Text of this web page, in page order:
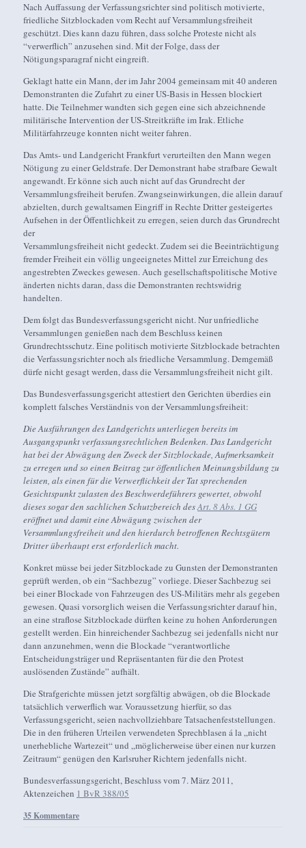
Nach Auffassung der Verfassungsrichter sind politisch motivierte,
friedliche Sitzblockaden vom Recht auf Versammlungsfreiheit
geschützt. Dies kann dazu führen, dass solche Proteste nicht als
“verwerflich” anzusehen sind. Mit der Folge, dass der
Nötigungsparagraf nicht eingreift.
Geklagt hatte ein Mann, der im Jahr 2004 gemeinsam mit 40 anderen
Demonstranten die Zufahrt zu einer US-Basis in Hessen blockiert
hatte. Die Teilnehmer wandten sich gegen eine sich abzeichnende
militärische Intervention der US-Streitkräfte im Irak. Etliche
Militärfahrzeuge konnten nicht weiter fahren.
Das Amts- und Landgericht Frankfurt verurteilten den Mann wegen
Nötigung zu einer Geldstrafe. Der Demonstrant habe strafbare Gewalt
angewandt. Er könne sich auch nicht auf das Grundrecht der
Versammlungsfreiheit berufen. Zwangseinwirkungen, die allein darauf
abzielten, durch gewaltsamen Eingriff in Rechte Dritter gesteigertes
Aufsehen in der Öffentlichkeit zu erregen, seien durch das Grundrecht
der
Versammlungsfreiheit nicht gedeckt. Zudem sei die Beeinträchtigung
fremder Freiheit ein völlig ungeeignetes Mittel zur Erreichung des
angestrebten Zweckes gewesen. Auch gesellschaftspolitische Motive
änderten nichts daran, dass die Demonstranten rechtswidrig
handelten.
Dem folgt das Bundesverfassungsgericht nicht. Nur unfriedliche
Versammlungen genießen nach dem Beschluss keinen
Grundrechtsschutz. Eine politisch motivierte Sitzblockade betrachten
die Verfassungsrichter noch als friedliche Versammlung. Demgemäß
dürfe nicht gesagt werden, dass die Versammlungsfreiheit nicht gilt.
Das Bundesverfassungsgericht attestiert den Gerichten überdies ein
komplett falsches Verständnis von der Versammlungsfreiheit:
Die Ausführungen des Landgerichts unterliegen bereits im
Ausgangspunkt verfassungsrechtlichen Bedenken. Das Landgericht
hat bei der Abwägung den Zweck der Sitzblockade, Aufmerksamkeit
zu erregen und so einen Beitrag zur öffentlichen Meinungsbildung zu
leisten, als einen für die Verwerflichkeit der Tat sprechenden
Gesichtspunkt zulasten des Beschwerdeführers gewertet, obwohl
dieses sogar den sachlichen Schutzbereich desArt. 8 Abs. 1 GG
eröffnet und damit eine Abwägung zwischen der
Versammlungsfreiheit und den hierdurch betroffenen Rechtsgütern
Dritter überhaupt erst erforderlich macht.
Konkret müsse bei jeder Sitzblockade zu Gunsten der Demonstranten
geprüft werden, ob ein “Sachbezug” vorliege. Dieser Sachbezug sei
bei einer Blockade von Fahrzeugen des US-Militärs mehr als gegeben
gewesen. Quasi vorsorglich weisen die Verfassungsrichter darauf hin,
an eine straflose Sitzblockade dürften keine zu hohen Anforderungen
gestellt werden. Ein hinreichender Sachbezug sei jedenfalls nicht nur
dann anzunehmen, wenn die Blockade “verantwortliche
Entscheidungsträger und Repräsentanten für die den Protest
auslösenden Zustände” aufhält.
Die Strafgerichte müssen jetzt sorgfältig abwägen, ob die Blockade
tatsächlich verwerflich war. Voraussetzung hierfür, so das
Verfassungsgericht, seien nachvollziehbare Tatsachenfeststellungen.
Die in den früheren Urteilen verwendeten Sprechblasen á la „nicht
unerhebliche Wartezeit“ und „möglicherweise über einen nur kurzen
Zeitraum“ genügen den Karlsruher Richtern jedenfalls nicht.
Bundesverfassungsgericht, Beschluss vom 7. März 2011,
Aktenzeichen 1 BvR 388/05
35 Kommentare